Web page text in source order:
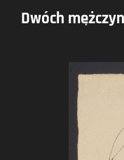
Dwóch mężczyn